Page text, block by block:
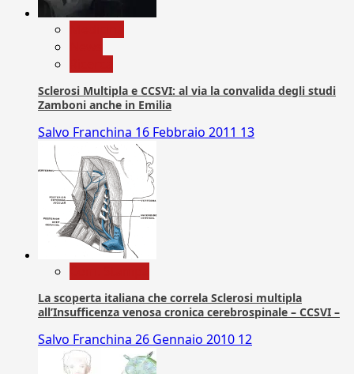
Sclerosi Multipla e CCSVI: al via la convalida degli studi
Zamboni anche in Emilia
Salvo Franchina 16 Febbraio 2011 13
La scoperta italiana che correla Sclerosi multipla
all’Insufficenza venosa cronica cerebrospinale – CCSVI –
Salvo Franchina 26 Gennaio 2010 12